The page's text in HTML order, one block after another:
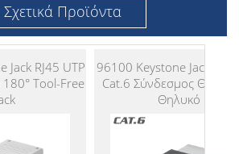
Σχετικά Προϊόντα
Jack RJ45 UTP
Tool-Free
96100 Keystone Jack
Cat.6 Σύνδεσμος
Θηλυκό